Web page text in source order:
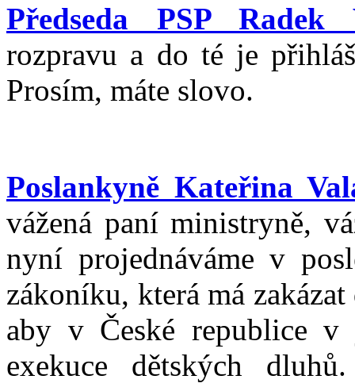
Předseda PSP Radek
rozpravu a do té je
Prosím, máte slovo.
Poslankyně Kateřina
vážená paní ministryně,
nyní projednáváme v
zákoníku, která má
aby v České republice v
exekuce dětských